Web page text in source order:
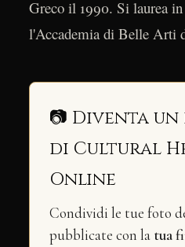
Greco il 1990. Si laurea in
l'Accademia di Belle Arti
📷 Diventa
di Cultural
Online
Condividi le tue foto
pubblicate con la tua